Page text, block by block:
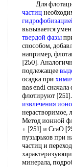
Для
частиц
вызывается
твердой фазы
способом,
например,
[250].
подлежащее
осадка при
nas endi
флотируют
извлечения
нерастворимое,
Метод ионной
+ [251] и СгаО
пузырьков при
частиц и
минерала,